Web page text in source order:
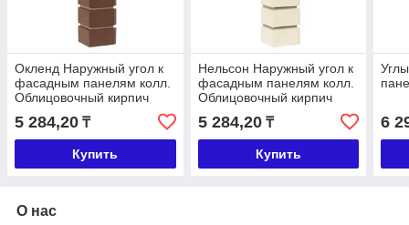
Окленд Наружный угол к
фасадным панелям колл.
Облицовочный кирпич
5 284,20 ₸
Купить
Нельсон Наружный угол к
фасадным панелям колл.
Облицовочный кирпич
5 284,20₸
Купить
6
О нас